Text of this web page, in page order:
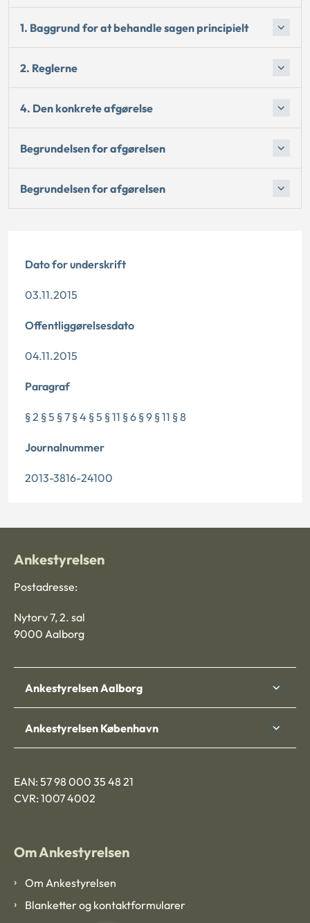
1. Baggrund for at behandle sagen principielt
2. Reglerne
4. Den konkrete afgørelse
Begrundelsen for afgørelsen
Begrundelsen for afgørelsen
Dato for underskrift
03.11.2015
Offentliggørelsesdato
04.11.2015
Paragraf
§ 2 § 5 § 7 § 4 § 5 § 11 § 6 § 9 § 11 § 8
Journalnummer
2013-3816-24100
Ankestyrelsen
Postadresse:
Nytorv 7, 2. sal
9000 Aalborg
Ankestyrelsen Aalborg
Ankestyrelsen København
EAN: 57 98 000 35 48 21
CVR: 1007 4002
Om Ankestyrelsen
Om Ankestyrelsen
Blanketter og kontaktformularer